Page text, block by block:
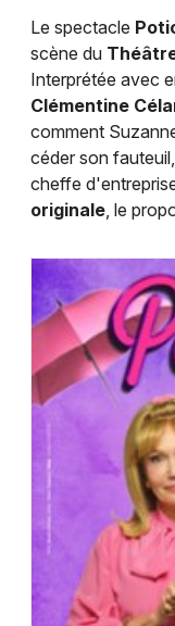
Artistes en
Actus à
Magazine à
33 - Gironde
Choisir mes
Mon email
Le spectacle
scène du
Interprétée avec
Clémentine
comment
céder son
cheffe
originale, le